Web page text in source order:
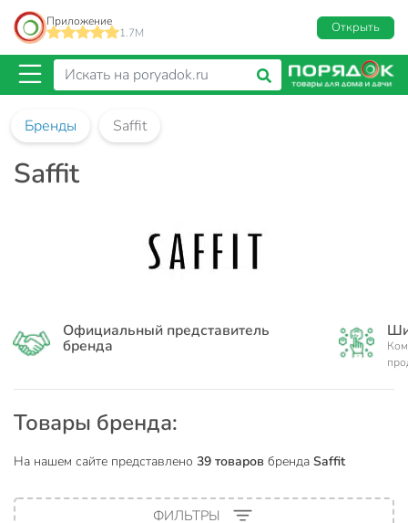
Приложение
1.7M
Открыть
Бренды Saffit
Saffit
Официальный представитель
бренда
Товары бренда:
На нашем сайте представлено 39 товаров бренда Saffit
ФИЛЬТРЫ